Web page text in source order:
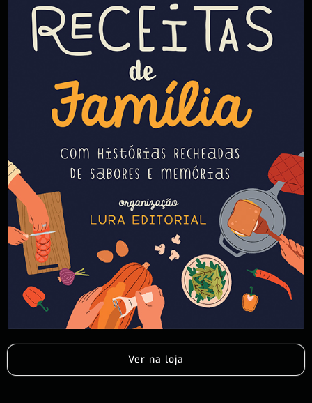
Ver na loja